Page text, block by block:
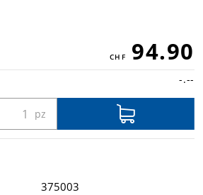
94.90
-.--
375003